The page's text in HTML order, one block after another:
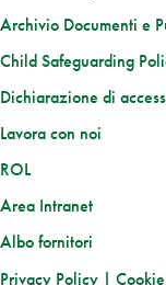
Archivio Documenti e
Child Safeguarding
Dichiarazione di
Lavora con noi
ROL
Area Intranet
Albo fornitori
Privacy Policy |